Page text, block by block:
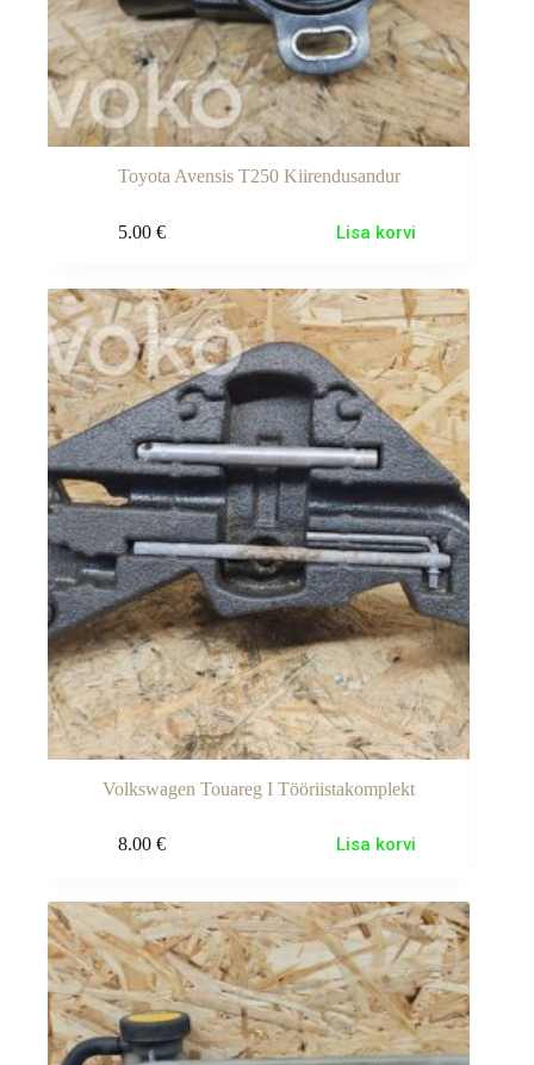
Toyota Avensis T250 Kiirendusandur
5.00 € Lisa korvi
Volkswagen Touareg I Tööriistakomplekt
8.00 € Lisa korvi